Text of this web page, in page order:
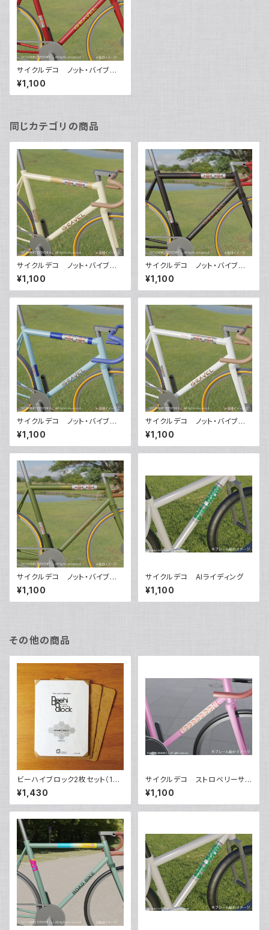
サイクルデコ ノット・バイブレ
ーション（レッド）
¥1,100
同じカテゴリの商品
サイクルデコ ノット・バイブレ
ーション（カーキ）
¥1,100
サイクルデコ ノット・バイブレ
ーション（ブラック）
¥1,100
サイクルデコ ノット・バイブレ
ーション（ネイビー）
¥1,100
サイクルデコ ノット・バイブレ
ーション（ホワイト）
¥1,100
サイクルデコ ノット・バイブレ
ーション（オリーブ）
¥1,100
サイクルデコ AIライディング
¥1,100
その他の商品
ビーハイブロック2枚セット（10
ピース）
¥1,430
サイクルデコ ストロベリーサン
ドイッチ
¥1,100